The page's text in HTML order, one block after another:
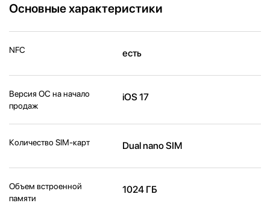
Основные характеристики
NFC есть
Версия ОС на начало
продаж
iOS 17
Количество SIM-карт Dual nano SIM
Объем встроенной
памяти
1024 ГБ